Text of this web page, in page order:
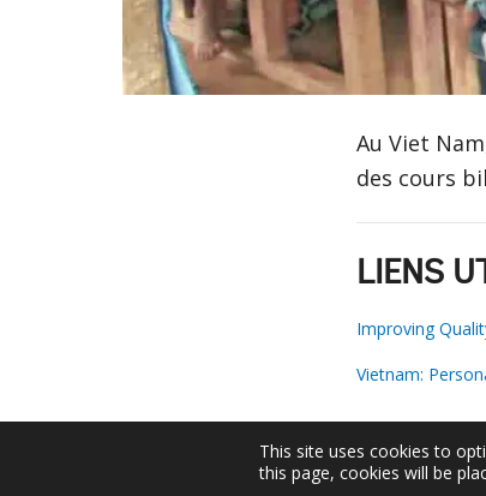
Au Viet
des cours
LIENS
Improving
Vietnam:
This site uses cookies to
this page, cookies will be